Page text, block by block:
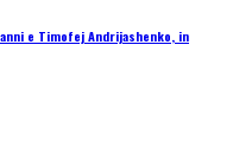
e Timofej Andrijashenko, in